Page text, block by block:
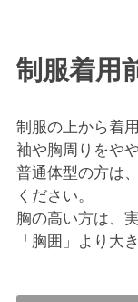
制服着用
制服の上から着
袖や胸周りをや
普通体型の方は
ください。
胸の高い方は、
「胸囲」より大